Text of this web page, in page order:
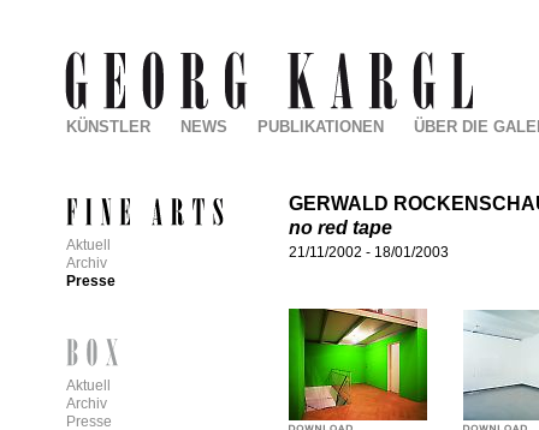
GERWALD
no red tape
21/11/2002 - 18/01/2003
KÜNSTLER NEWS PUBLIKATIONEN ÜBER DIE
Aktuell
Archiv
Presse
Aktuell
Archiv
Presse